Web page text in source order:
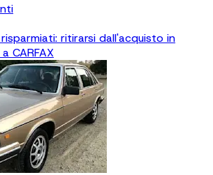
ritirarsi dall'acquisto in
CARFAX